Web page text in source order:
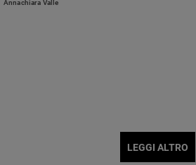
Annachiara Valle
LEGGI ALTRO